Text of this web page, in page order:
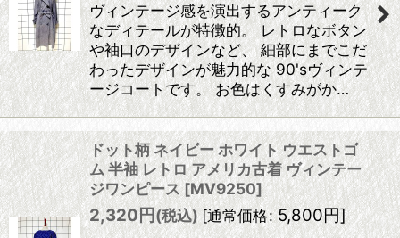
ヴィンテージ感を演出するアンティーク
なディテールが特徴的。 レトロなボタン
や袖口のデザインなど、 細部にまでこだ
わったデザインが魅力的な 90'sヴィンテ
ージコートです。 お色はくすみがか…
ドット柄 ネイビー ホワイト ウエストゴ
ム 半袖 レトロ アメリカ古着 ヴィンテー
ジワンピース [MV9250]
2,320円(税込) [通常価格: 5,800円]